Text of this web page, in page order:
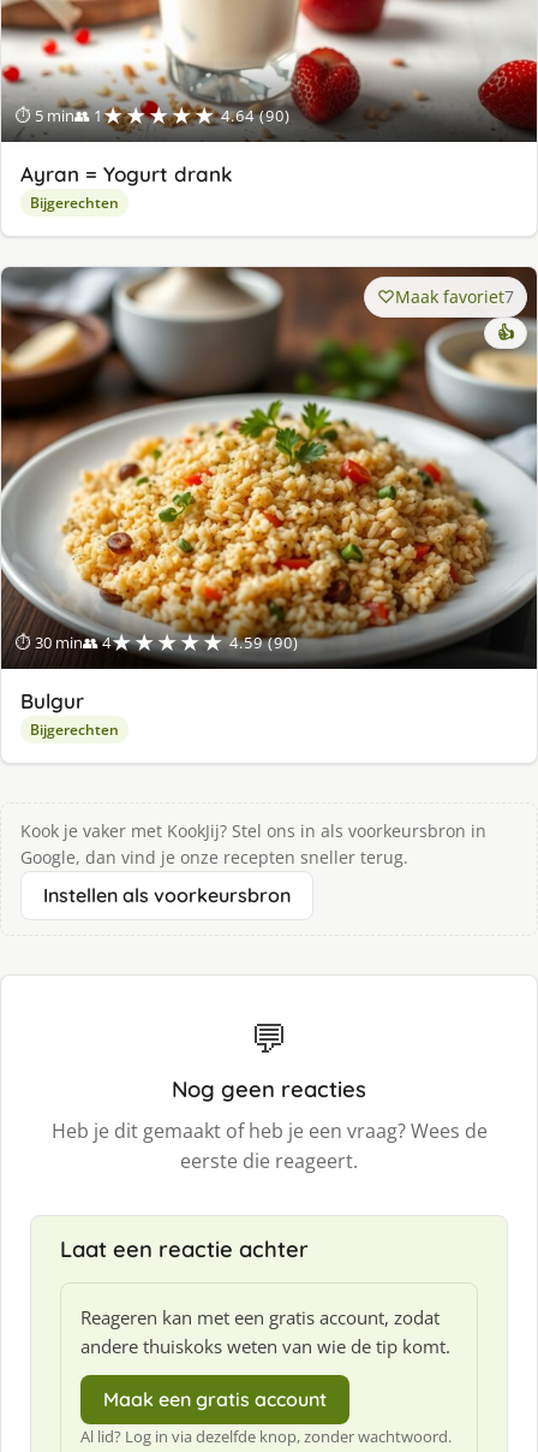
⏱ 5 min👥 1★★★★★ 4.64 (90)
Ayran = Yogurt drank
Bijgerechten
⏱ 30 min👥 4★★★★★ 4.59 (90)
Maak favoriet7
👍
Bulgur
Bijgerechten
Kook je vaker met KookJij? Stel ons in als voorkeursbron in
Google, dan vind je onze recepten sneller terug.
Instellen als voorkeursbron
💬
Nog geen reacties
Heb je dit gemaakt of heb je een vraag? Wees de
eerste die reageert.
Laat een reactie achter
Reageren kan met een gratis account, zodat
andere thuiskoks weten van wie de tip komt.
Maak een gratis account
Al lid? Log in via dezelfde knop, zonder wachtwoord.